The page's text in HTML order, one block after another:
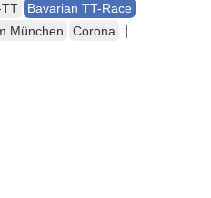
Bavarian TT-Race
München Corona